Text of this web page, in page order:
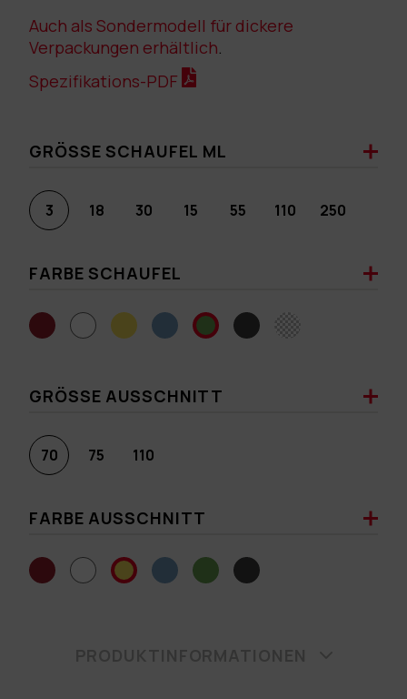
Auch als Sondermodell für dickere
Verpackungen erhältlich.
Spezifikations-PDF
GRÖSSE SCHAUFEL ML
3 18 30 15 55 110 250
FARBE SCHAUFEL
GRÖSSE AUSSCHNITT
70 75 110
FARBE AUSSCHNITT